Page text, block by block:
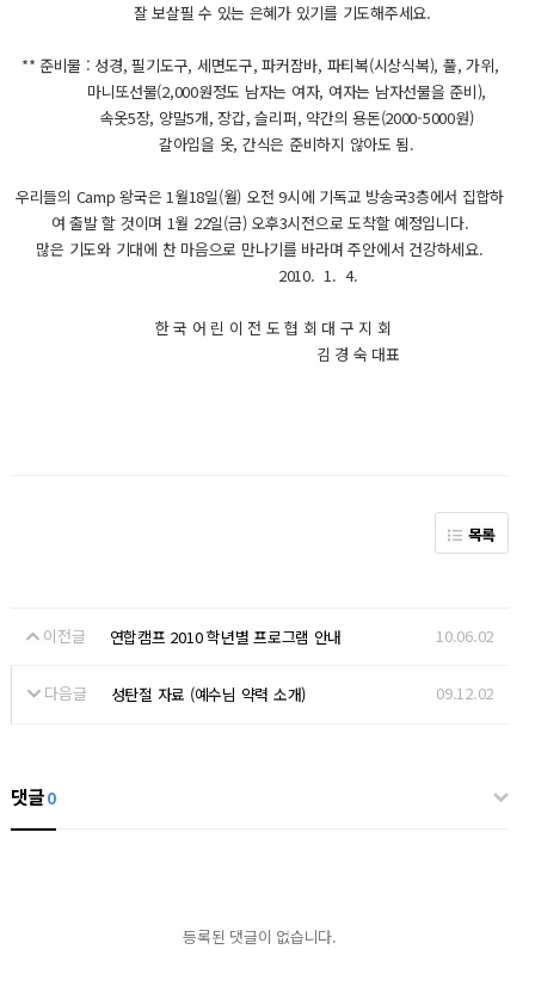
잘 보살필 수 있는 은혜가 있기를 기도해주세요.
** 준비물 : 성경, 필기도구, 세면도구, 파커잠바, 파티복(시상식복), 풀, 가위,
마니또선물(2,000원정도 남자는 여자, 여자는 남자선물을 준비),
속옷5장, 양말5개, 장갑, 슬리퍼, 약간의 용돈(2000-5000원)
갈아입을 옷, 간식은 준비하지 않아도 됨.
우리들의 Camp 왕국은 1월18일(월) 오전 9시에 기독교 방송국3층에서 집합하
여 출발 할 것이며 1월 22일(금) 오후3시전으로 도착할 예정입니다.
많은 기도와 기대에 찬 마음으로 만나기를 바라며 주안에서 건강하세요.
2010. 1. 4.
한 국 어 린 이 전 도 협 회 대 구 지 회
김 경 숙 대표
목록
이전글 연합캠프 2010 학년별 프로그램 안내 10.06.02
다음글 성탄절 자료 (예수님 약력 소개) 09.12.02
댓글0
등록된 댓글이 없습니다.